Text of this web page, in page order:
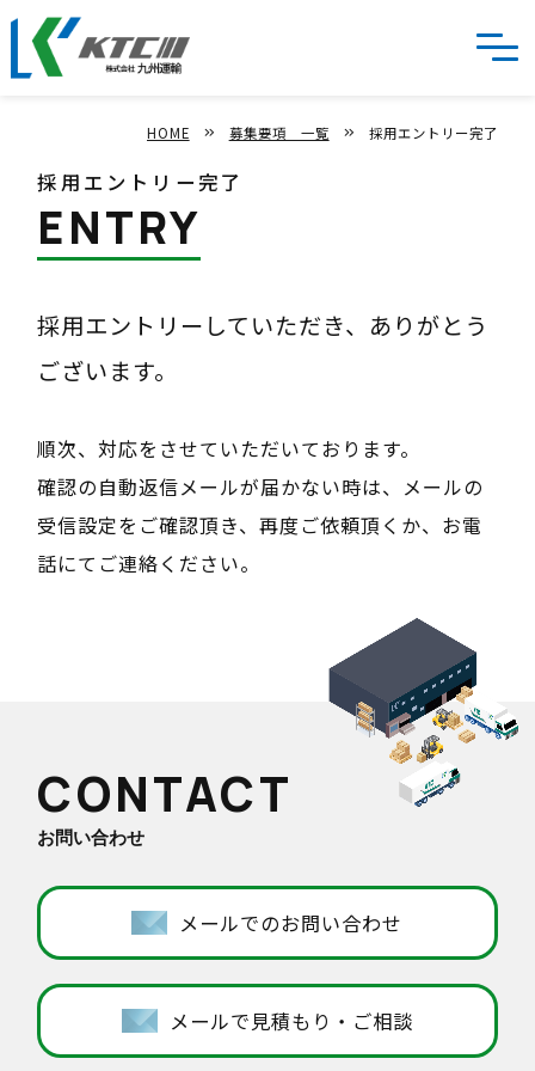
九州運輸の強み
サービス
会社情報
採用情報
お気軽にご連絡ください
TEL:0952-47-6117
お問い合わせ
プライバイーポリシー
サイトマップ
HOME keyboard_double_arrow_right 募集要項 一覧 keyboard_double_arrow_right 採用エントリー完了
採用エントリー完了
ENTRY
採用エントリーしていただき、ありがとう
ございます。
順次、対応をさせていただいております。
確認の自動返信メールが届かない時は、メールの
受信設定をご確認頂き、再度ご依頼頂くか、お電
話にてご連絡ください。
CONTACT
お問い合わせ
メールでのお問い合わせ
メールで見積もり・ご相談